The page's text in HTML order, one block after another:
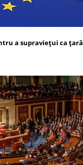
a supraviețui ca țară